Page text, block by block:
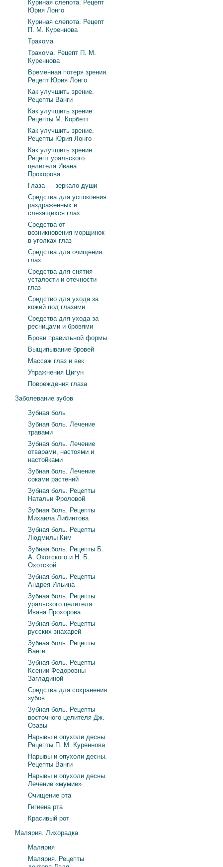
Куриная слепота. Рецепт
Юрия Лонго
Куриная слепота. Рецепт
П. М. Куреннова
Трахома
Трахома. Рецепт П. М.
Куреннова
Временная потеря зрения.
Рецепт Юрия Лонго
Как улучшить зрение.
Рецепты Ванги
Как улучшить зрение.
Рецепты М. Корбетт
Как улучшить зрение.
Рецепты Юрия Лонго
Как улучшить зрение.
Рецепт уральского
целителя Ивана
Прохорова
Глаза — зеркало души
Средства для успокоения
раздраженных и
слезящихся глаз
Средства от
возникновения морщинок
в уголках глаз
Средства для очищения
глаз
Средства для снятия
усталости и отечности
глаз
Средство для ухода за
кожей под глазами
Средства для ухода за
ресницами и бровями
Брови правильной формы
Выщипывание бровей
Массаж глаз и век
Упражнения Цигун
Повреждения глаза
Заболевание зубов
Зубная боль
Зубная боль. Лечение
травами
Зубная боль. Лечение
отварами, настоями и
настойками
Зубная боль. Лечение
соками растений
Зубная боль. Рецепты
Натальи Фроловой
Зубная боль. Рецепты
Михаила Либинтова
Зубная боль. Рецепты
Людмилы Ким
Зубная боль. Рецепты Б.
А. Охотского и Н. Б.
Охотской
Зубная боль. Рецепты
Андрея Ильина
Зубная боль. Рецепты
уральского целителя
Ивана Прохорова
Зубная боль. Рецепты
русских знахарей
Зубная боль. Рецепты
Ванги
Зубная боль. Рецепты
Ксении Федоровны
Загладиной
Средства для сохранения
зубов
Зубная боль. Рецепты
восточного целителя Дж.
Озавы
Нарывы и опухоли десны.
Рецепты П. М. Куреннова
Нарывы и опухоли десны.
Рецепты Ванги
Нарывы и опухоли десны.
Лечение «мумие»
Очищение рта
Гигиена рта
Красивый рот
Малярия. Лихорадка
Малярия
Малярия. Рецепты